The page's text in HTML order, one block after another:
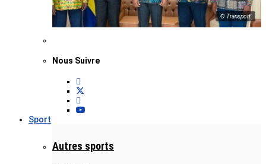
© Transport
Nous Suivre
Sport
Autres sports